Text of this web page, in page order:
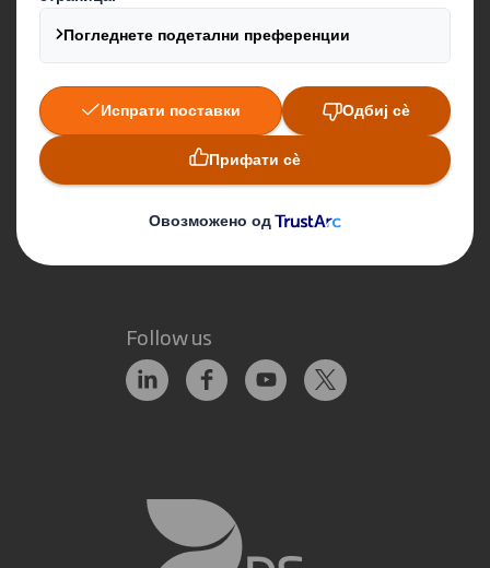
Амбалажа
Да останеме во контакт
Локации
Аплицирај за работа
Follow us